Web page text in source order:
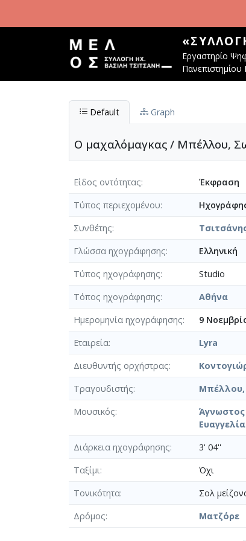
Εργαστηρίο
Πανεπιστημίου
Default Graph
Ο μαχαλόμαγκας / Μπέλλου,
Είδος οντότητας
Έκφραση
Τύπος περιεχομένου
Συνθέτης
Γλώσσα ηχογράφησης
Ελληνική
Τύπος ηχογράφησης
Studio
Τόπος ηχογράφησης
Αθήνα
Ημερομηνία ηχογράφησης
9
Εταιρεία
Lyra
Διευθυντής ορχήστρας
Τραγουδιστής
Μπέλλου,
Μουσικός
Άγνωστος
Διάρκεια ηχογράφησης
3' 04''
Ταξίμι
Όχι
Τονικότητα
Σολ
Δρόμος
Ματζόρε